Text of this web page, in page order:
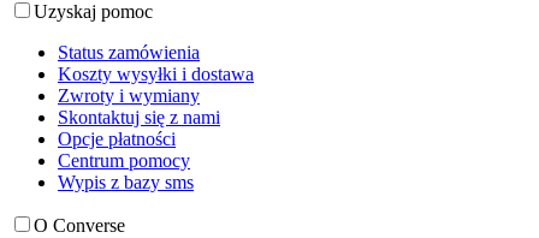
Uzyskaj pomoc
Status zamówienia
Koszty wysyłki i dostawa
Zwroty i wymiany
Skontaktuj się z nami
Opcje płatności
Centrum pomocy
Wypis z bazy sms
O Converse